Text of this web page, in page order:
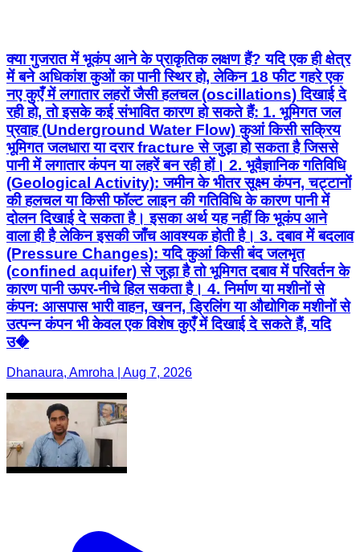
क्या गुजरात में भूकंप आने के प्राकृतिक लक्षण हैं? यदि एक ही क्षेत्र
में बने अधिकांश कुओं का पानी स्थिर हो, लेकिन 18 फीट गहरे एक
नए कुएँ में लगातार लहरों जैसी हलचल (oscillations) दिखाई दे
रही हो, तो इसके कई संभावित कारण हो सकते हैं: 1. भूमिगत जल
प्रवाह (Underground Water Flow) कुआं किसी सक्रिय
भूमिगत जलधारा या दरार fracture से जुड़ा हो सकता है जिससे
पानी में लगातार कंपन या लहरें बन रही हों। 2. भूवैज्ञानिक गतिविधि
(Geological Activity): जमीन के भीतर सूक्ष्म कंपन, चट्टानों
की हलचल या किसी फॉल्ट लाइन की गतिविधि के कारण पानी में
दोलन दिखाई दे सकता है। इसका अर्थ यह नहीं कि भूकंप आने
वाला ही है लेकिन इसकी जाँच आवश्यक होती है। 3. दबाव में बदलाव
(Pressure Changes): यदि कुआं किसी बंद जलभृत
(confined aquifer) से जुड़ा है तो भूमिगत दबाव में परिवर्तन के
कारण पानी ऊपर-नीचे हिल सकता है। 4. निर्माण या मशीनों से
कंपन: आसपास भारी वाहन, खनन, ड्रिलिंग या औद्योगिक मशीनों से
उत्पन्न कंपन भी केवल एक विशेष कुएँ में दिखाई दे सकते हैं, यदि
उ�
Dhanaura, Amroha | Aug 7, 2026